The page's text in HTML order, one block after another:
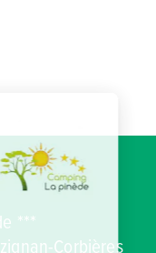
***
Corbières